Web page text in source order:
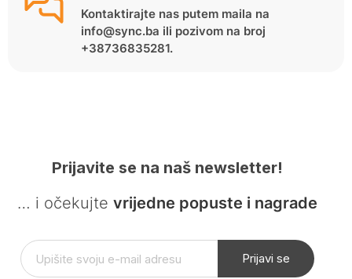
Kontaktirajte nas putem maila na
info@sync.ba ili pozivom na broj
+38736835281.
Prijavite se na naš newsletter!
… i očekujte vrijedne popuste i nagrade
Prijavi se